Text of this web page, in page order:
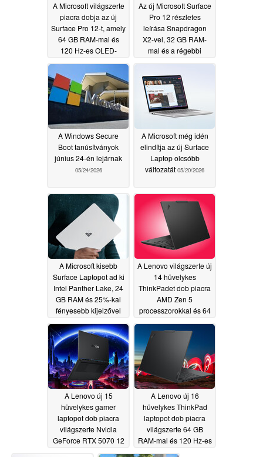
A Microsoft világszerte
piacra dobja az új
Surface Pro 12-t, amely
64 GB RAM-mal és
120 Hz-es OLED-
06/17/2026
Az új Microsoft Surface
Pro 12 részletes
leírása Snapdragon
X2-vel, 32 GB RAM-
mal és a régebbi
hosszabb akkumulátor-
üzemidővel
rendelkezik06/03/2026
A Windows Secure
Boot tanúsítványok
június 24-én lejárnak
05/24/2026
A Microsoft még idén
elindítja az új Surface
Laptop olcsóbb
változatát 05/20/2026
A Microsoft kisebb
Surface Laptopot ad ki
Intel Panther Lake, 24
GB RAM és 25%-kal
fényesebb kijelzővel
05/20/2026
A Lenovo világszerte új
14 hüvelykes
ThinkPadet dob piacra
AMD Zen 5
processzorokkal és 64
05/20/2026
A Lenovo új 15
hüvelykes gamer
laptopot dob piacra
világszerte Nvidia
GeForce RTX 5070 12
A Lenovo új 16
hüvelykes ThinkPad
laptopot dob piacra
világszerte 64 GB
RAM-mal és 120 Hz-es